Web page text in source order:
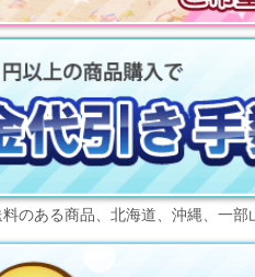
のある商品、北海道、沖縄、一部